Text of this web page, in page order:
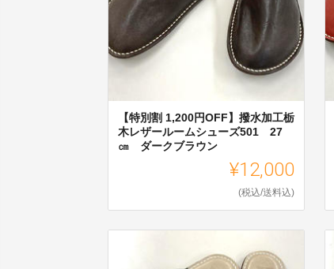
【特別割 1,200円OFF】撥水加工栃
木レザールームシューズ501 27
㎝ ダークブラウン
¥12,000
(税込/送料込)